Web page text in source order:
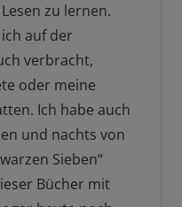
zu lernen.
auf der
verbracht,
oder meine
Ich habe auch
und nachts von
Sieben“
Bücher mit